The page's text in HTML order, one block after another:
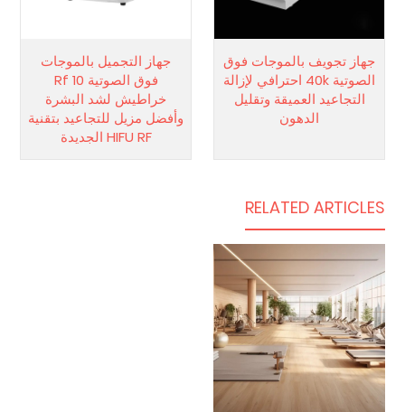
جهاز تجويف بالموجات فوق
الصوتية 40k احترافي لإزالة
التجاعيد العميقة وتقليل
الدهون
جهاز التجميل بالموجات
فوق الصوتية Rf 10
خراطيش لشد البشرة
وأفضل مزيل للتجاعيد بتقنية
HIFU RF الجديدة
RELATED ARTICLES